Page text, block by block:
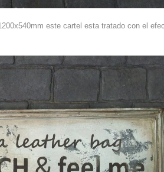
este cartel esta tratado con el